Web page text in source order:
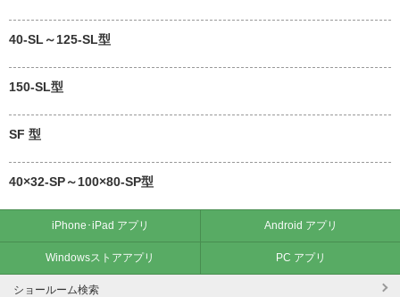
40-SL～125-SL型
150-SL型
SF 型
40×32-SP～100×80-SP型
iPhone･iPad アプリ Android アプリ
Windowsストアアプリ PC アプリ
ショールーム検索